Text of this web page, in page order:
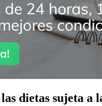
dietas sujeta a